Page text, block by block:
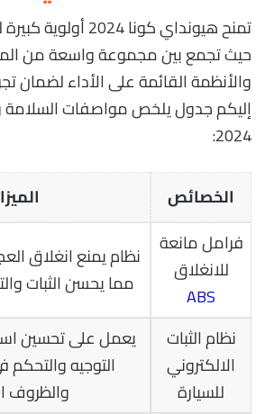
تمنح هيونداي كونا
حيث تجمع بين مجموعة واسعة من
والأنظمة القائمة على الأداء لضمان
إليكم جدول يلخص مواصفات السلامة
2024:
الخصائص
فرامل مانعة
للانغلاق
ABS
نظام يمنع انغلاق
مما يحسن الثبات
نظام الثبات
الالكتروني
للسيارة
يعمل على تحسين
التوجيه
والظروف